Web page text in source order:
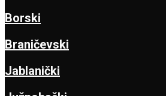
Borski
Braničevski
Jablanički